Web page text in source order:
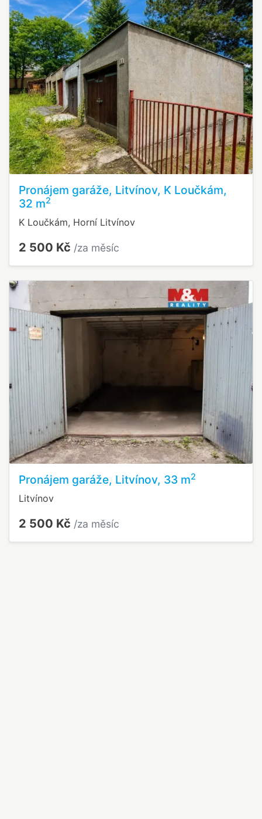
Pronájem garáže, Litvínov, K Loučkám,
32 m2
K Loučkám, Horní Litvínov
2 500 Kč /za měsíc
Pronájem garáže, Litvínov, 33 m2
Litvínov
2 500 Kč /za měsíc